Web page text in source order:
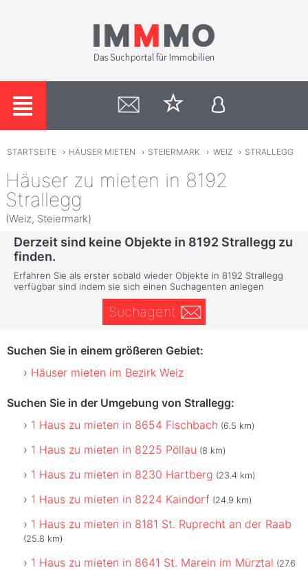
STARTSEITE › HÄUSER MIETEN › STEIERMARK › WEIZ › STRALLEGG
Häuser zu mieten in 8192
Strallegg
(Weiz, Steiermark)
Derzeit sind keine Objekte in 8192 Strallegg zu
finden.
Erfahren Sie als erster sobald wieder Objekte in 8192 Strallegg
verfügbar sind indem sie sich einen Suchagenten anlegen
Suchagent
Suchen Sie in einem größeren Gebiet:
Häuser mieten im Bezirk Weiz
Suchen Sie in der Umgebung von Strallegg:
1 Haus zu mieten in 8654 Fischbach (6.5 km)
1 Haus zu mieten in 8225 Pöllau (8 km)
1 Haus zu mieten in 8230 Hartberg (23.4 km)
1 Haus zu mieten in 8224 Kaindorf (24.9 km)
1 Haus zu mieten in 8181 St. Ruprecht an der Raab
(25.8 km)
1 Haus zu mieten in 8641 St. Marein im Mürztal (27.6